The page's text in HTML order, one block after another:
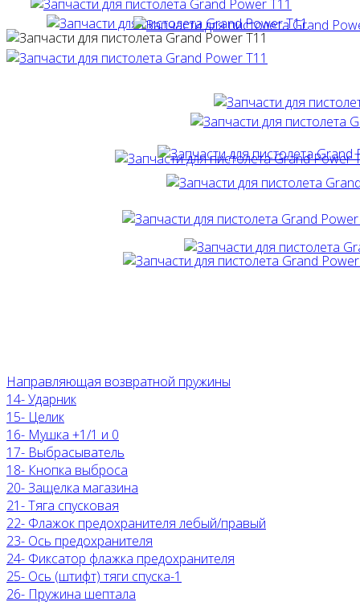
Направляющая возвратной пружины
14- Ударник
15- Целик
16- Мушка +1/1 и 0
17- Выбрасыватель
18- Кнопка выброса
20- Защелка магазина
21- Тяга спусковая
22- Флажок предохранителя лебый/правый
23- Ось предохранителя
24- Фиксатор флажка предохранителя
25- Ось (штифт) тяги спуска-1
26- Пружина шептала